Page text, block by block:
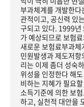
부과체계를 개발한다
관적이고, 공신력 있
구되고 있다. 1999년
가 예상되므로 보험
새로운 보험료부과
민원발생과 제도저
리는 이제 좀더 성숙
위성을 인정한다 해
비하는 지혜가 필요
소득기준에 의한 보
하고, 실천적 대안을